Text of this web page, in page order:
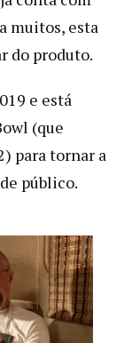
muitos, esta
do produto.
e está
(que
para tornar a
público.